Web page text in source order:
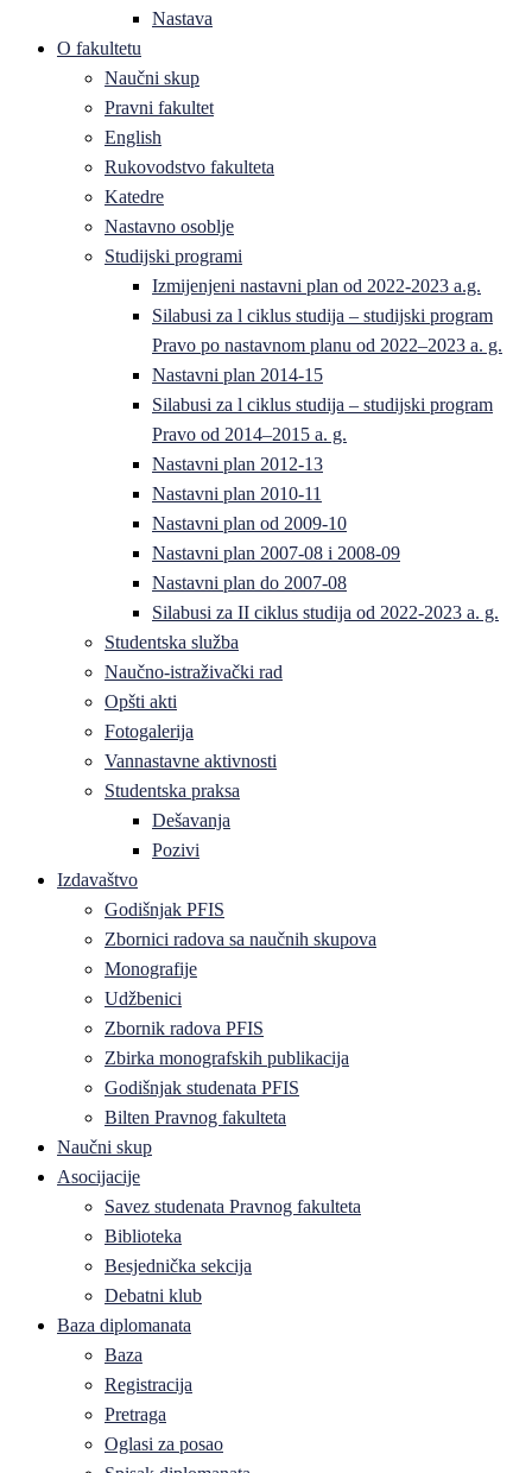
Nastava
O fakultetu
Naučni skup
Pravni fakultet
English
Rukovodstvo fakulteta
Katedre
Nastavno osoblje
Studijski programi
Izmijenjeni nastavni plan od 2022-2023 a.g.
Silabusi za l ciklus studija – studijski program
Pravo po nastavnom planu od 2022–2023 a. g.
Nastavni plan 2014-15
Silabusi za l ciklus studija – studijski program
Pravo od 2014–2015 a. g.
Nastavni plan 2012-13
Nastavni plan 2010-11
Nastavni plan od 2009-10
Nastavni plan 2007-08 i 2008-09
Nastavni plan do 2007-08
Silabusi za II ciklus studija od 2022-2023 a. g.
Studentska služba
Naučno-istraživački rad
Opšti akti
Fotogalerija
Vannastavne aktivnosti
Studentska praksa
Dešavanja
Pozivi
Izdavaštvo
Godišnjak PFIS
Zbornici radova sa naučnih skupova
Monografije
Udžbenici
Zbornik radova PFIS
Zbirka monografskih publikacija
Godišnjak studenata PFIS
Bilten Pravnog fakulteta
Naučni skup
Asocijacije
Savez studenata Pravnog fakulteta
Biblioteka
Besjednička sekcija
Debatni klub
Baza diplomanata
Baza
Registracija
Pretraga
Oglasi za posao